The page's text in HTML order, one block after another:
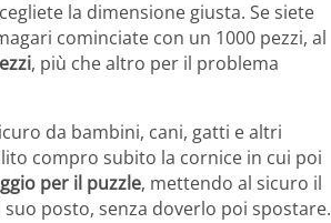
la dimensione giusta. Se siete
cominciate con un 1000 pezzi, al
, più che altro per il problema
da bambini, cani, gatti e altri
compro subito la cornice in cui poi
per il puzzle, mettendo al sicuro il
posto, senza doverlo poi spostare.